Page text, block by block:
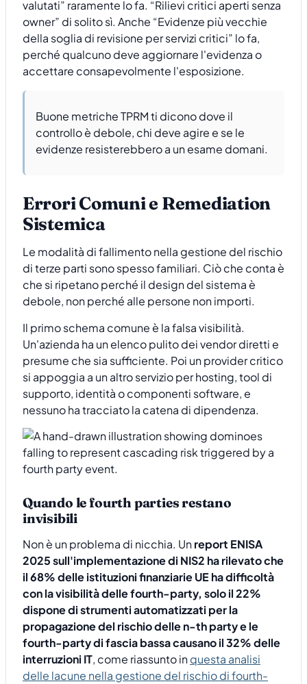
valutati” raramente lo fa. “Rilievi critici aperti senza
owner” di solito sì. Anche “Evidenze più vecchie
della soglia di revisione per servizi critici” lo fa,
perché qualcuno deve aggiornare l'evidenza o
accettare consapevolmente l'esposizione.
Buone metriche TPRM ti dicono dove il
controllo è debole, chi deve agire e se le
evidenze resisterebbero a un esame domani.
Errori Comuni e Remediation
Sistemica
Le modalità di fallimento nella gestione del rischio
di terze parti sono spesso familiari. Ciò che conta è
che si ripetano perché il design del sistema è
debole, non perché alle persone non importi.
Il primo schema comune è la falsa visibilità.
Un'azienda ha un elenco pulito dei vendor diretti e
presume che sia sufficiente. Poi un provider critico
si appoggia a un altro servizio per hosting, tool di
supporto, identità o componenti software, e
nessuno ha tracciato la catena di dipendenza.
Quando le fourth parties restano
invisibili
Non è un problema di nicchia. Unreport ENISA
2025 sull'implementazione di NIS2 ha rilevato che
il 68% delle istituzioni finanziarie UE ha difficoltà
con la visibilità delle fourth-party, solo il 22%
dispone di strumenti automatizzati per la
propagazione del rischio delle n-th party e le
fourth-party di fascia bassa causano il 32% delle
interruzioni IT, come riassunto inquesta analisi
delle lacune nella gestione del rischio di fourth-